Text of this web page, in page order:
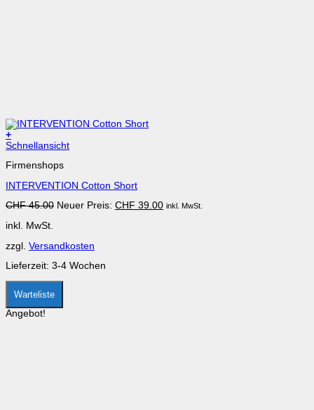
+
Dieses
weist
Varianten
Die
können
der
Produktseite
gewählt
werden
Schnellansicht
Firmenshops
INTERVENTION Cotton Short
CHF45.00 Ursprünglicher
Neuer Preis: CHF 39.00Aktueller
inkl. MwSt.
inkl. MwSt.
zzgl. Versandkosten
Lieferzeit: 3-4 Wochen
Warteliste
Angebot!